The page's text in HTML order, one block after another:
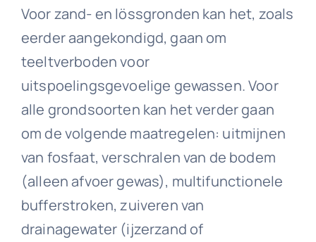
Voor zand- en lössgronden kan het, zoals
eerder aangekondigd, gaan om
teeltverboden voor
uitspoelingsgevoelige gewassen. Voor
alle grondsoorten kan het verder gaan
om de volgende maatregelen: uitmijnen
van fosfaat, verschralen van de bodem
(alleen afvoer gewas), multifunctionele
bufferstroken, zuiveren van
drainagewater (ijzerzand of